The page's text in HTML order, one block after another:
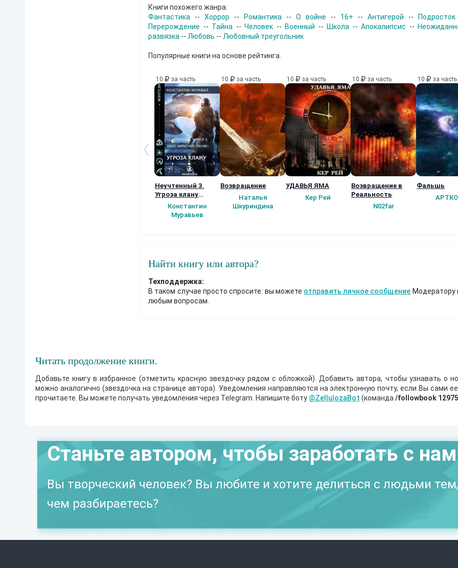
Книги похожего жанра:
Фантастика -- Хоррор -- Романтика -- О войне -- 16+ -- Антигерой -- Подросток
Перерождение -- Тайна -- Человек -- Военный -- Школа -- Апокалипсис --
развязка -- Любовь -- Любовный треугольник
Популярные книги на основе рейтинга.
10 за часть
Неучтенный 3.
Угроза клану
(Альтернативное
продолжение)
Константин
Муравьев
10 за часть
Возвращение
Наталья
Шкуриндина
10 за часть
УДАВЬЯ ЯМА
Кер Рей
10 за часть
Возвращение в
Реальность
N02far
10 за часть
Фальшь
Найти книгу или автора?
Техподдержка:
В таком случае просто спросите: вы можете отправить личное сообщение Модератору
любым вопросам.
Читать продолжение книги.
Добавьте книгу в избранное (отметить красную звездочку рядом с обложкой). Добавить автора, чтобы узнавать о
можно аналогично (звездочка на странице автора). Уведомления направляются на электронную почту, если Вы сами
прочитаете. Вы можете получать уведомления через Telegram. Напишите боту @ZellulozaBot (команда /followbook 12975
Станьте автором, чтобы заработать с
Вы творческий человек? Вы любите и хотите делиться с людьми
чем разбираетесь?